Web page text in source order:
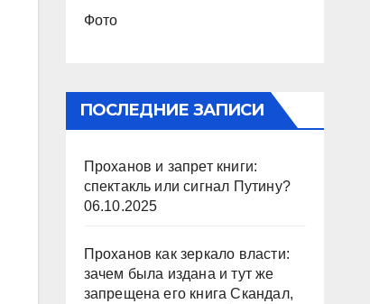
Фото
ПОСЛЕДНИЕ ЗАПИСИ
Проханов и запрет книги:
спектакль или сигнал Путину?
06.10.2025
Проханов как зеркало власти:
зачем была издана и тут же
запрещена его книга Скандал,